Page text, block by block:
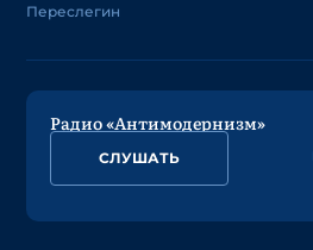
Переслегин
Радио «Антимодернизм»
СЛУШАТЬ